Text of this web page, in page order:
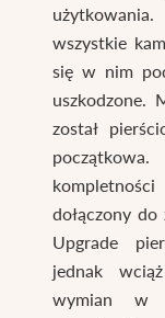
wszystkie
się w nim
uszkodzone.
został
dołączony
Upgrade
jednak
wymian w